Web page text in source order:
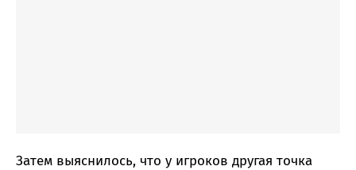
Затем выяснилось, что у игроков другая точка